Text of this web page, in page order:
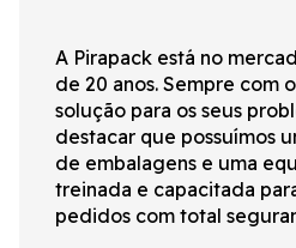
A Pirapack está no
de 20 anos. Sempre com
solução para os seus
destacar que possuímos
de embalagens e uma
treinada e capacitada
pedidos com total